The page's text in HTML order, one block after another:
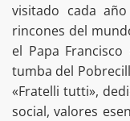
visitado cada
rincones del
el Papa
tumba del
«Fratelli tutti»,
social, valores